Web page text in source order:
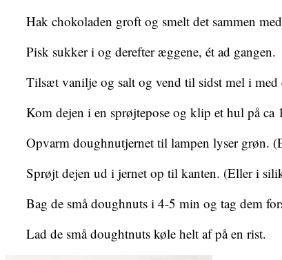
Hak chokoladen groft og smelt det sammen
Pisk sukker i og derefter æggene, ét ad gangen.
Tilsæt vanilje og salt og vend til sidst mel i med
Kom dejen i en sprøjtepose og klip et hul på ca
Opvarm doughnutjernet til lampen lyser grøn.
Sprøjt dejen ud i jernet op til kanten. (Eller i
Bag de små doughnuts i 4-5 min og tag dem
Lad de små doughtnuts køle helt af på en rist.